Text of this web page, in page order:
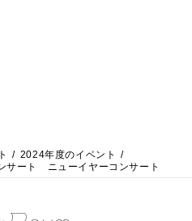
2024年度のイベント
サート ニューイヤーコンサート